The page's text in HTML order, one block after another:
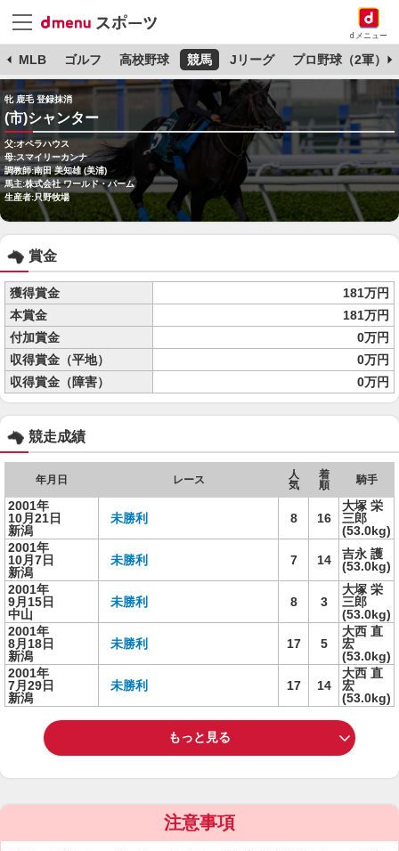
dメニュー
MLB ゴルフ 高校野球 競馬 Jリーグ プロ野球（2軍）
牝 鹿毛 登録抹消
(市)シャンター
父:オペラハウス
母:スマイリーカンナ
調教師:南田 美知雄 (美浦)
馬主:株式会社 ワールド・パーム
生産者:只野牧場
賞金
獲得賞金
181万円
本賞金
181万円
付加賞金
0万円
収得賞金（平地）
0万円
収得賞金（障害）
0万円
競走成績
年月日 レース
人
気
着
順
騎手
2001年
10月21日
新潟
未勝利 8 16
大塚 栄
三郎
(53.0kg)
2001年
10月7日
新潟
未勝利 7 14
吉永 護
(53.0kg)
2001年
9月15日
中山
未勝利 8 3
大塚 栄
三郎
(53.0kg)
2001年
8月18日
新潟
未勝利 17 5
大西 直
宏
(53.0kg)
2001年
7月29日
新潟
未勝利 17 14
大西 直
宏
(53.0kg)
もっと見る
注意事項